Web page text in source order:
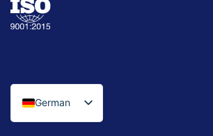
German
Italian